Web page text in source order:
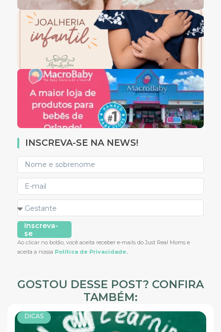
INSCREVA-SE NA NEWS!
Inscreva-
se
Ao clicar no botão, você aceita receber e-mails do Just Real Moms e
aceita a nossa Política de Privacidade.
GOSTOU DESSE POST? CONFIRA
TAMBÉM:
DICAS